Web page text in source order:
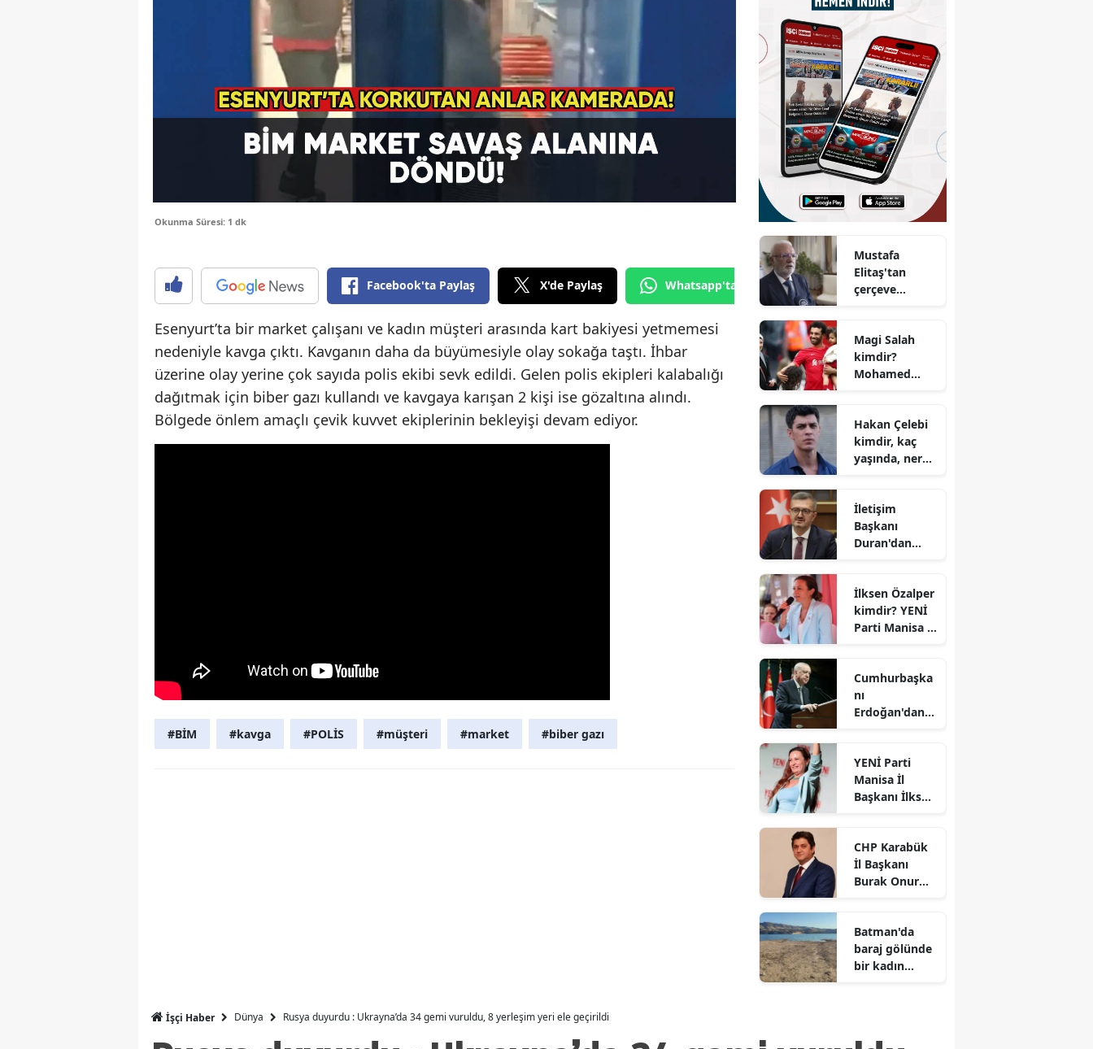
Çanakkale
Çankırı
Çorum
Denizli
Diyarbakır
Erzincan
Erzurum
Eskişehir
Giresun
Kastamonu
Kayseri
Kahramanmaraş
Okunma Süresi: 1 dk
Facebook'ta Paylaş X'de Paylaş Whatsapp'tan Gönder
Esenyurt’ta bir market çalışanı ve kadın müşteri arasında kart bakiyesi yetmemesi
nedeniyle kavga çıktı. Kavganın daha da büyümesiyle olay sokağa taştı. İhbar
üzerine olay yerine çok sayıda polis ekibi sevk edildi. Gelen polis ekipleri kalabalığı
dağıtmak için biber gazı kullandı ve kavgaya karışan 2 kişi ise gözaltına alındı.
Bölgede önlem amaçlı çevik kuvvet ekiplerinin bekleyişi devam ediyor.
#BİM #kavga #POLİS #müşteri #market #biber gazı
Mustafa
Elitaş'tan
çerçeve
mesaj
Magi Salah
kimdir?
Mohamed
nereli ve
mesleği nedir?
Hakan Çelebi
kimdir, kaç
yaşında, nereli
dizilerde
oynadı?
İletişim
Başkanı
Duran'dan
İlksen Özalper
kimdir? YENİ
Parti Manisa İl
nereli?
Cumhurbaşka
nı
Erdoğan'dan
açıklama
YENİ Parti
Manisa İl
Başkanı İlksen
alındı
CHP Karabük
İl Başkanı
Burak Onur
Batman'da
baraj gölünde
bir kadın
İşçi Haber Dünya Rusya duyurdu : Ukrayna’da 34 gemi vuruldu, 8 yerleşim yeri ele geçirildi